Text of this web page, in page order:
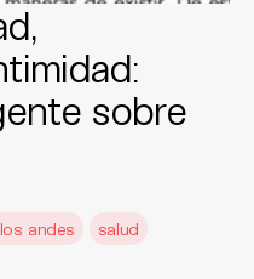
sobre
andes salud